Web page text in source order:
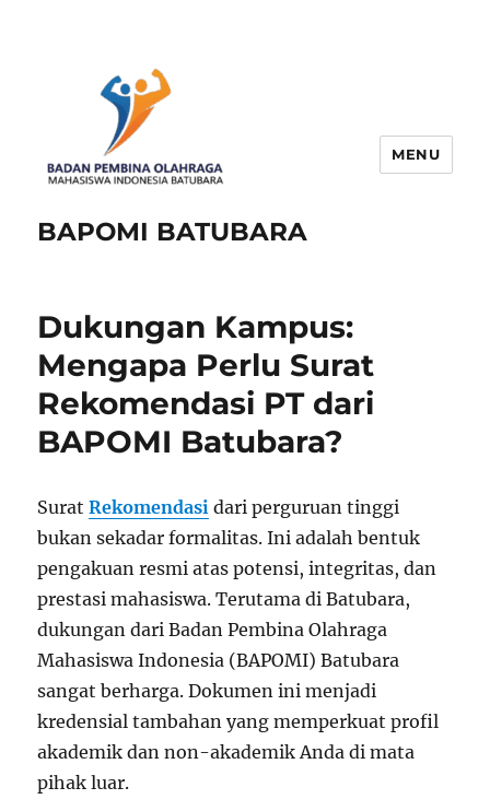
BAPOMI BATUBARA
MENU
Dukungan Kampus:
Mengapa Perlu Surat
Rekomendasi PT dari
BAPOMI Batubara?
SuratRekomendasi dari perguruan tinggi
bukan sekadar formalitas. Ini adalah bentuk
pengakuan resmi atas potensi, integritas, dan
prestasi mahasiswa. Terutama di Batubara,
dukungan dari Badan Pembina Olahraga
Mahasiswa Indonesia (BAPOMI) Batubara
sangat berharga. Dokumen ini menjadi
kredensial tambahan yang memperkuat profil
akademik dan non-akademik Anda di mata
pihak luar.